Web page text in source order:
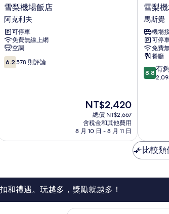
雪
梨
機
場
飯
店
阿
克
雪梨機場飯店
阿克利夫
可停車
免費無線上網
空調
6.2
分，
6.2 578 則評論
現
價
格
為
NT$2,420
總價 NT$2,667
含稅金和其他費用
8 月 10 日 - 8 月 11 日
雪
梨
機
場
旅
遊
旅
館
飯
雪梨
馬斯覺
機場
可停
免費
餐廳
8.8
分，
讚，
2,098
則
論
8.8 有
比較類
和禮遇。玩越多，獎勵就越多！